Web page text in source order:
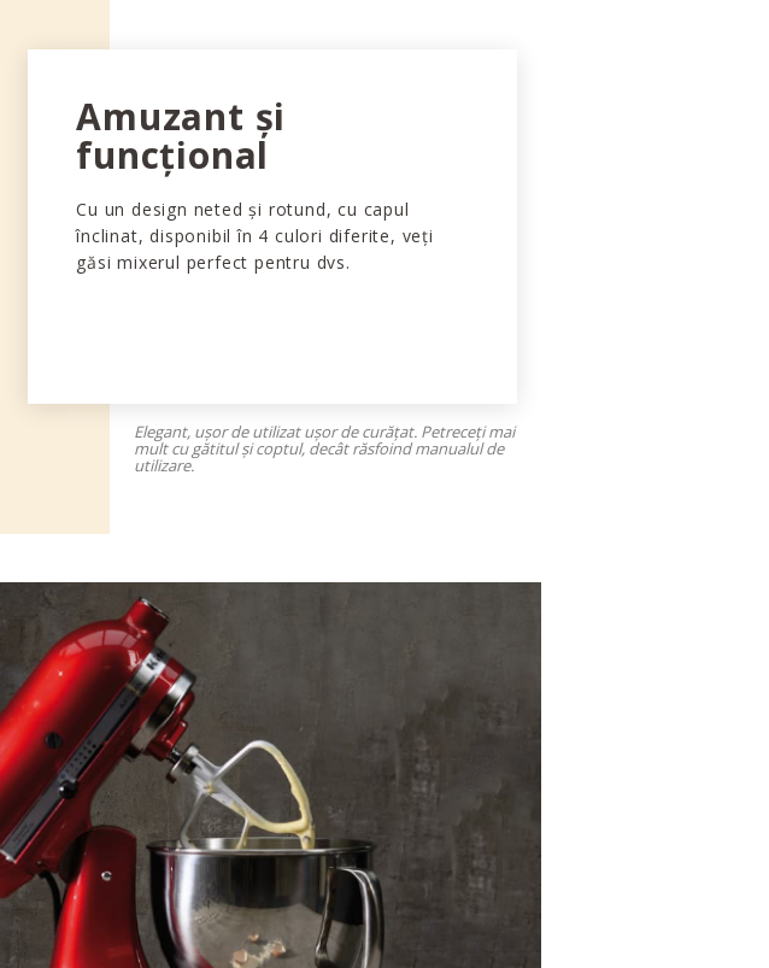
Amuzant și
funcțional
Cu un design neted și rotund, cu capul
înclinat, disponibil în 4 culori diferite, veți
găsi mixerul perfect pentru dvs.
Elegant, ușor de utilizat ușor de curățat. Petreceți mai
mult cu gătitul și coptul, decât răsfoind manualul de
utilizare.